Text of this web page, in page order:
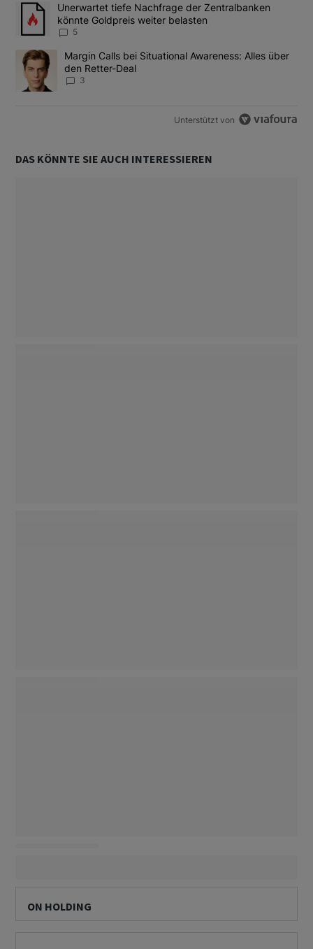
Ein Trendartikel mit dem Titel "Unerwartet tiefe Nachfrage der
Unerwartet tiefe Nachfrage der Zentralbanken
könnte Goldpreis weiter belasten
5
Ein Trendartikel mit dem Titel "Margin Calls bei Situational
Margin Calls bei Situational Awareness: Alles über
den Retter-Deal
3
Unterstützt von
DAS KÖNNTE SIE AUCH INTERESSIEREN
ON HOLDING